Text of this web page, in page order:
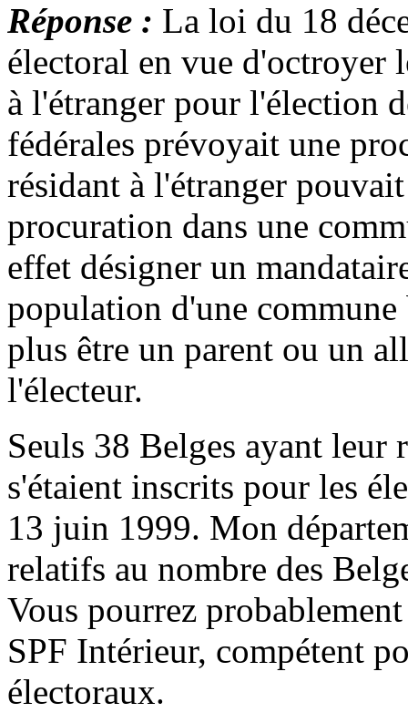
Réponse : La loi du 18
électoral en vue d'octroyer
à l'étranger pour l'élection
fédérales prévoyait une
résidant à l'étranger
procuration dans une
effet désigner un
population d'une
plus être un parent ou un
l'électeur.
Seuls 38 Belges ayant leur
s'étaient inscrits pour les
13 juin 1999. Mon
relatifs au nombre des
Vous pourrez
SPF Intérieur, compétent
électoraux.